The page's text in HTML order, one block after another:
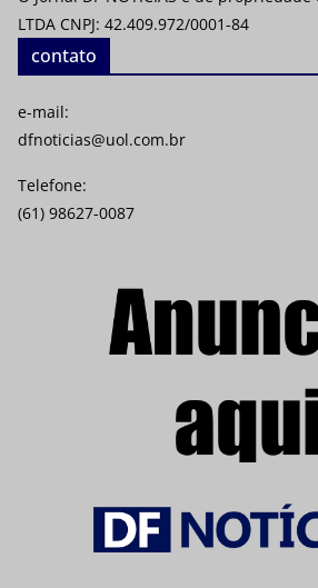
LTDA CNPJ: 42.409.972/0001-84
contato
e-mail:
dfnoticias@uol.com.br
Telefone:
(61) 98627-0087